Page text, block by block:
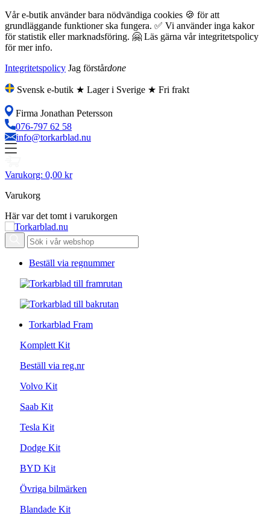
Vår e-butik använder bara nödvändiga cookies 🍪 för att
grundläggande funktioner ska fungera. ✅ Vi använder inga kakor
för statistik eller marknadsföring. 🤗 Läs gärna vår integritetspolicy
för mer info.
Integritetspolicy Jag förstårdone
Svensk e-butik ★ Lager i Sverige ★ Fri frakt
Firma Jonathan Petersson
076-797 62 58
info@torkarblad.nu
Varukorg: 0,00 kr
Varukorg
Här var det tomt i varukorgen
Beställ via regnummer
Torkarblad Fram
Komplett Kit
Beställ via reg.nr
Volvo Kit
Saab Kit
Tesla Kit
Dodge Kit
BYD Kit
Övriga bilmärken
Blandade Kit